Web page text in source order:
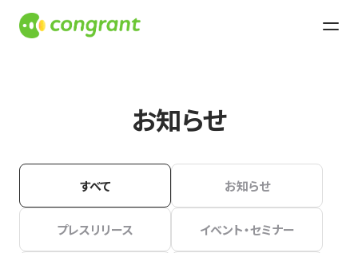
お知らせ
すべて お知らせ
プレスリリース イベント・セミナー